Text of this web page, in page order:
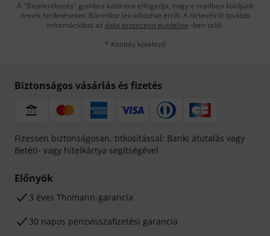
A "Bejelentkezés" gombra kattintva elfogadja, hogy e-mailben küldjünk
önnek hirdetéseket. Bármikor leiratkozhat erről. A hírlevélről további
információkat az data protection guideline -ben talál.
* Kitöltés kötelező
Biztonságos vásárlás és fizetés
Fizessen biztonságosan, titkosítással: Banki átutalás vagy
Betéti- vagy hitelkártya segítségével
Előnyök
3 éves Thomann-garancia
30 napos pénzvisszafizetési garancia